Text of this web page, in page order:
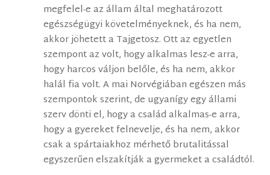
megfelel-e az állam által meghatározott
egészségügyi követelményeknek, és ha nem,
akkor jöhetett a Tajgetosz. Ott az egyetlen
szempont az volt, hogy alkalmas lesz-e arra,
hogy harcos váljon belőle, és ha nem, akkor
halál fia volt. A mai Norvégiában egészen más
szempontok szerint, de ugyanígy egy állami
szerv dönti el, hogy a család alkalmas-e arra,
hogy a gyereket felnevelje, és ha nem, akkor
csak a spártaiakhoz mérhető brutalitással
egyszerűen elszakítják a gyermeket a családtól.